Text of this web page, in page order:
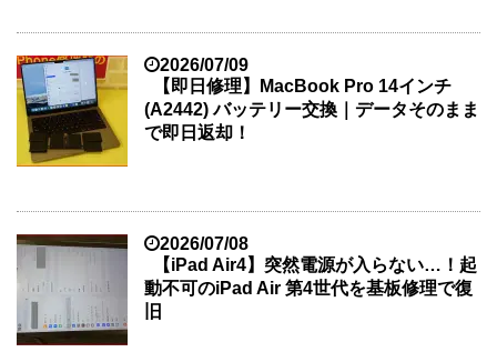
2026/07/09
【即日修理】MacBook Pro 14インチ
(A2442) バッテリー交換｜データそのまま
で即日返却！
2026/07/08
【iPad Air4】突然電源が入らない…！起
動不可のiPad Air 第4世代を基板修理で復
旧